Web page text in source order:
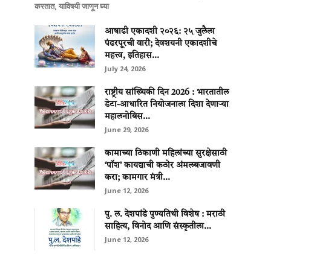
करतात, याविषयी जाणून घ्या
आषाढी एकादशी २०२६: २५ जुलैला
पंढरपूरची वारी; देवशयनी एकादशीचे
महत्त्व, इतिहास...
July 24, 2026
राष्ट्रीय सांख्यिकी दिन 2026 : भारतातील
डेटा-आधारित नियोजनाला दिशा देणाऱ्या
महालनोबिस...
June 29, 2026
कामाच्या ठिकाणी महिलांच्या सुरक्षेसाठी
‘पॉश’ कायद्याची कठोर अंमलबजावणी
करा; कामगार मंत्री...
June 12, 2026
पु. ल. देशपांडे पुण्यतिथी विशेष : मराठी
साहित्य, विनोद आणि संस्कृतीला...
June 12, 2026